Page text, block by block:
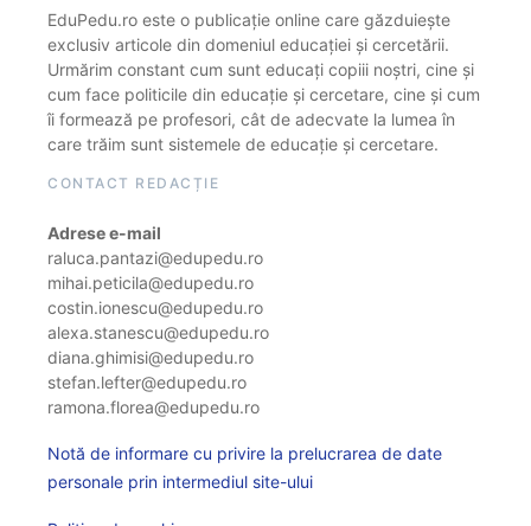
EduPedu.ro este o publicație online care găzduiește
exclusiv articole din domeniul educației și cercetării.
Urmărim constant cum sunt educați copiii noștri, cine și
cum face politicile din educație și cercetare, cine și cum
îi formează pe profesori, cât de adecvate la lumea în
care trăim sunt sistemele de educație și cercetare.
CONTACT REDACȚIE
Adrese e-mail
raluca.pantazi@edupedu.ro
mihai.peticila@edupedu.ro
costin.ionescu@edupedu.ro
alexa.stanescu@edupedu.ro
diana.ghimisi@edupedu.ro
stefan.lefter@edupedu.ro
ramona.florea@edupedu.ro
Notă de informare cu privire la prelucrarea de date
personale prin intermediul site-ului